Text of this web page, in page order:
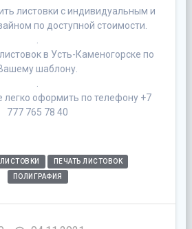
листовки с индивидуальным и
по доступной стоимости.
в Усть-Каменогорске по
шаблону.
легко оформить по телефону +7
777 765 78 40
ЛИСТОВКИ
ПЕЧАТЬ ЛИСТОВОК
ПОЛИГРАФИЯ